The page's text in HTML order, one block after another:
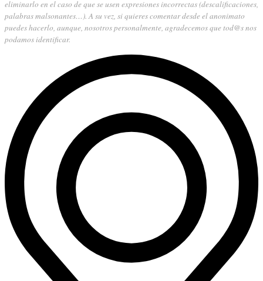
eliminarlo en el caso de que se usen expresiones incorrectas (descalificaciones,
palabras malsonantes…). A su vez, si quieres comentar desde el anonimato
puedes hacerlo, aunque, nosotros personalmente, agradecemos que tod@s nos
podamos identificar.